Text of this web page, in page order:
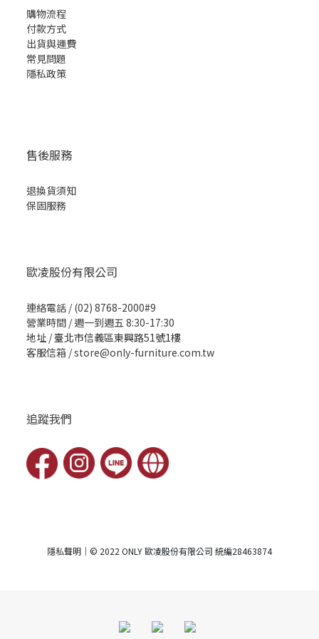
購物流程
付款方式
出貨與運費
常見問題
隱私政策
售後服務
退換貨須知
保固服務
歐凌股份有限公司
連絡電話 / (02) 8768-2000#9
營業時間 / 週一到週五 8:30-17:30
地址 /臺北市信義區東興路51號1樓
客服信箱 / store@only-furniture.com.tw
追蹤我們
隱私聲明 ｜© 2022 ONLY 歐凌股份有限公司 統編28463874